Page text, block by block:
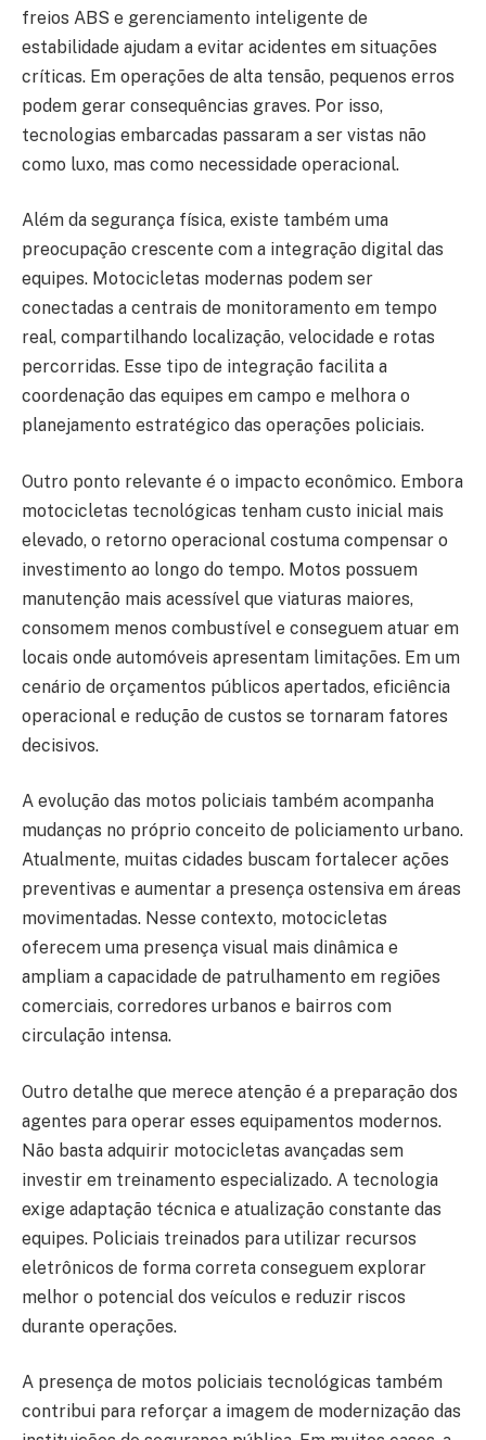
freios ABS e gerenciamento inteligente de
estabilidade ajudam a evitar acidentes em situações
críticas. Em operações de alta tensão, pequenos erros
podem gerar consequências graves. Por isso,
tecnologias embarcadas passaram a ser vistas não
como luxo, mas como necessidade operacional.
Além da segurança física, existe também uma
preocupação crescente com a integração digital das
equipes. Motocicletas modernas podem ser
conectadas a centrais de monitoramento em tempo
real, compartilhando localização, velocidade e rotas
percorridas. Esse tipo de integração facilita a
coordenação das equipes em campo e melhora o
planejamento estratégico das operações policiais.
Outro ponto relevante é o impacto econômico. Embora
motocicletas tecnológicas tenham custo inicial mais
elevado, o retorno operacional costuma compensar o
investimento ao longo do tempo. Motos possuem
manutenção mais acessível que viaturas maiores,
consomem menos combustível e conseguem atuar em
locais onde automóveis apresentam limitações. Em um
cenário de orçamentos públicos apertados, eficiência
operacional e redução de custos se tornaram fatores
decisivos.
A evolução das motos policiais também acompanha
mudanças no próprio conceito de policiamento urbano.
Atualmente, muitas cidades buscam fortalecer ações
preventivas e aumentar a presença ostensiva em áreas
movimentadas. Nesse contexto, motocicletas
oferecem uma presença visual mais dinâmica e
ampliam a capacidade de patrulhamento em regiões
comerciais, corredores urbanos e bairros com
circulação intensa.
Outro detalhe que merece atenção é a preparação dos
agentes para operar esses equipamentos modernos.
Não basta adquirir motocicletas avançadas sem
investir em treinamento especializado. A tecnologia
exige adaptação técnica e atualização constante das
equipes. Policiais treinados para utilizar recursos
eletrônicos de forma correta conseguem explorar
melhor o potencial dos veículos e reduzir riscos
durante operações.
A presença de motos policiais tecnológicas também
contribui para reforçar a imagem de modernização das